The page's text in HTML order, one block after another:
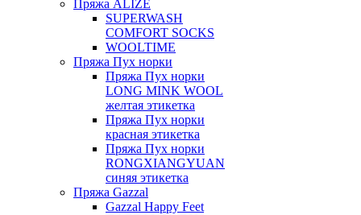
Пряжа ALIZE
SUPERWASH
COMFORT SOCKS
WOOLTIME
Пряжа Пух норки
Пряжа Пух норки
LONG MINK WOOL
желтая этикетка
Пряжа Пух норки
красная этикетка
Пряжа Пух норки
RONGXIANGYUAN
синяя этикетка
Пряжа Gazzal
Gazzal Happy Feet